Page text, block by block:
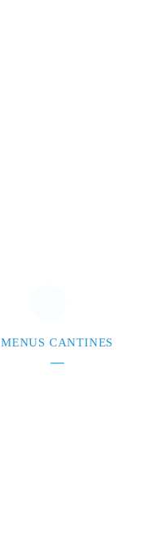
MENUS CANTINES